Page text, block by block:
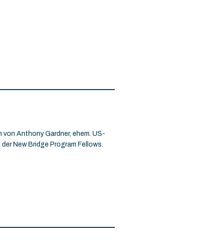
Anthony Gardner, ehem. US-
New Bridge Program Fellows.